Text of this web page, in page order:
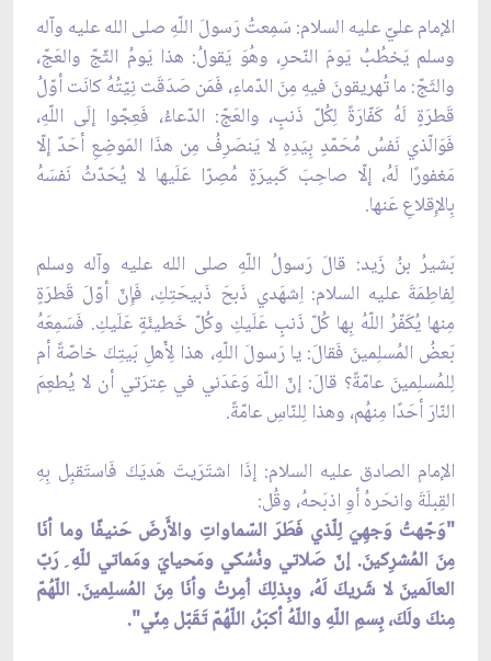
الإمام عليّ عليه السلام: سَمِعتُ رَسولَ اللّهِ صلى الله عليه وآله
وسلم يَخطُبُ يَومَ النّحرِ، وهُوَ يَقولُ: هذا يَومُ الثّجّ والعَجّ،
والثَجّ: ما تُهريقونَ فيهِ مِنَ الدّماءِ، فَمَن صَدَقَت نِيّتُهُ كانَت أوّلُ
قَطرَةٍ لَهُ كَفّارَةً لِكُلّ ذَنبٍ، والعَجّ: الدّعاءُ، فَعِجّوا إلَى اللّهِ،
فَوَالّذي نَفسُ مُحَمّدٍ بِيَدِهِ لا يَنصَرِفُ مِن هذَا المَوضِعِ أحَدٌ إلّا
مَغفورًا لَهُ، إلّا صاحِبَ كَبيرَةٍ مُصِرّا عَلَيها لا يُحَدّثُ نَفسَهُ
بِالإِقلاعِ عَنها.
بَشيرُ بنُ زَيد: قالَ رَسولُ اللّهِ صلى الله عليه وآله وسلم
لِفاطِمَةَ عليه السلام: اِشهَدي ذَبحَ ذَبيحَتِكِ، فَإِنّ أوّلَ قَطرَةٍ
مِنها يُكَفّرُ اللّهُ بِها كُلّ ذَنبٍ عَلَيكِ وكُلّ خَطيئَةٍ عَلَيكِ. فَسَمِعَهُ
بَعضُ المُسلِمينَ فَقالَ: يا رَسولَ اللّهِ، هذا لِأَهلِ بَيتِكَ خاصّةً أم
لِلمُسلِمينَ عامّةً؟ قالَ: إنّ اللّهَ وَعَدَني في عِترَتي أن لا يُطعِمَ
النّارَ أحَدًا مِنهُم، وهذا لِلنّاسِ عامّةً.
الإمام الصادق عليه السلام: إذَا اشتَرَيتَ هَديَكَ فَاستَقبِل بِهِ
القِبلَةَ وانحَرهُ أوِ اذبَحهُ، وقُل:
"وَجّهتُ وَجهِيَ لِلّذي فَطَرَ السّماواتِ والأَرضَ حَنيفًا وما أنَا
مِنَ المُشرِكينَ. إنّ صَلاتي ونُسُكي ومَحيايَ ومَماتي للّهِ ِ رَبّ
العالَمينَ لا شَريكَ لَهُ، وبِذلِكَ اُمِرتُ وأنَا مِنَ المُسلِمينَ. اللّهُمّ
مِنكَ ولَكَ، بِسمِ اللّهِ واللّهُ أكبَرُ، اللّهُمّ تَقَبّل مِنّي".